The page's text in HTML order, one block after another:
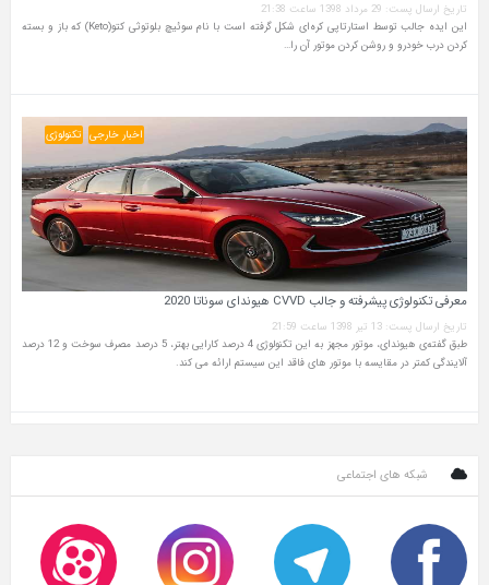
تاریخ ارسال پست: 29 مرداد 1398 ساعت 21:38
این ایده جالب توسط استارتاپی کره‌ای شکل گرفته است با نام سوئیچ‌ بلوتوثی کتو(Keto) که باز و بسته
کردن درب خودرو و روشن کردن موتور آن را…
اخبار خارجی تکنولوژی
معرفی تکنولوژی پیشرفته و جالب CVVD هیوندای سوناتا 2020
تاریخ ارسال پست: 13 تیر 1398 ساعت 21:59
طبق گفته‌ی هیوندای، موتور مجهز به این تکنولوژی 4 درصد کارایی بهتر، 5 درصد مصرف سوخت و 12 درصد
آلایندگی کمتر در مقایسه با موتور های فاقد این سیستم ارائه می‌ کند.
شبکه های اجتماعی